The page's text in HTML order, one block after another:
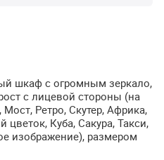
шкаф с огромным зеркало,
с лицевой стороны (на
Ретро, Скутер, Африка,
Куба, Сакура, Такси,
изображение), размером